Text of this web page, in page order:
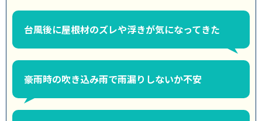
台風後に屋根材のズレや浮きが気になってきた
豪雨時の吹き込み雨で雨漏りしないか不安